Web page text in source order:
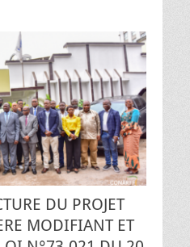
DU PROJET
MODIFIANT ET